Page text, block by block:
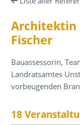
Architektin
Fischer
Bauassessorin,
Landratsamtes
vorbeugenden
18